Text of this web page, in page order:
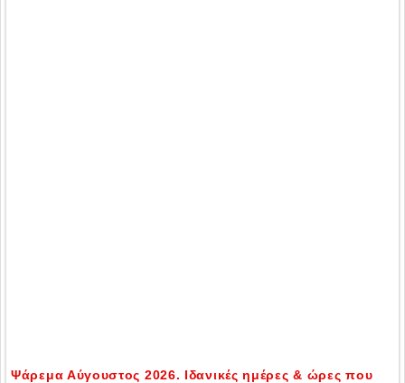
Ψάρεμα Αύγουστος 2026. Ιδανικές ημέρες & ώρες που